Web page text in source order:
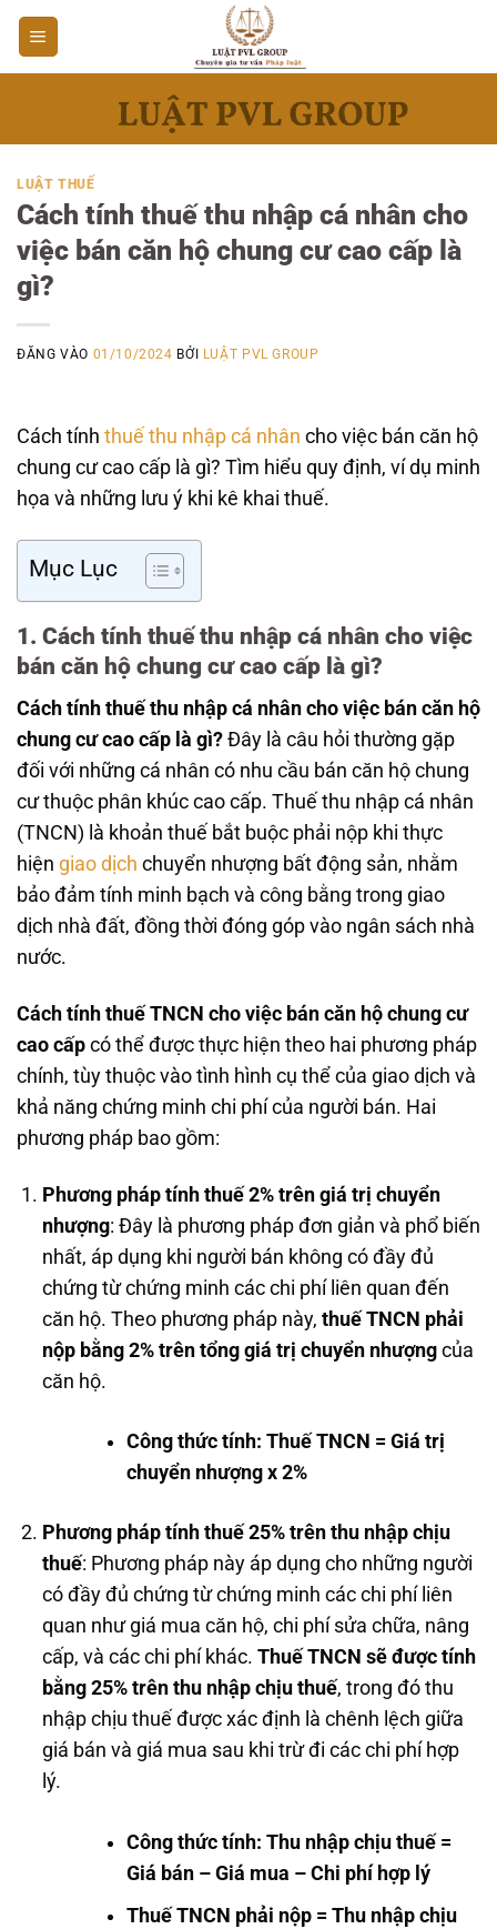
Bỏ
qua
nội
LUẬT THUẾ
Cách tính thuế thu nhập cá nhân cho
việc bán căn hộ chung cư cao cấp là
gì?
ĐĂNG VÀO 01/10/2024 BỞI LUẬT PVL GROUP
Cách tính thuế thu nhập cá nhân cho việc bán căn hộ
chung cư cao cấp là gì? Tìm hiểu quy định, ví dụ minh
họa và những lưu ý khi kê khai thuế.
Mục Lục
1. Cách tính thuế thu nhập cá nhân cho việc
bán căn hộ chung cư cao cấp là gì?
Cách tính thuế thu nhập cá nhân cho việc bán căn hộ
chung cư cao cấp là gì? Đây là câu hỏi thường gặp
đối với những cá nhân có nhu cầu bán căn hộ chung
cư thuộc phân khúc cao cấp. Thuế thu nhập cá nhân
(TNCN) là khoản thuế bắt buộc phải nộp khi thực
hiện giao dịch chuyển nhượng bất động sản, nhằm
bảo đảm tính minh bạch và công bằng trong giao
dịch nhà đất, đồng thời đóng góp vào ngân sách nhà
nước.
Cách tính thuế TNCN cho việc bán căn hộ chung cư
cao cấp có thể được thực hiện theo hai phương pháp
chính, tùy thuộc vào tình hình cụ thể của giao dịch và
khả năng chứng minh chi phí của người bán. Hai
phương pháp bao gồm:
Phương pháp tính thuế 2% trên giá trị chuyển
nhượng: Đây là phương pháp đơn giản và phổ biến
nhất, áp dụng khi người bán không có đầy đủ
chứng từ chứng minh các chi phí liên quan đến
căn hộ. Theo phương pháp này, thuế TNCN phải
nộp bằng 2% trên tổng giá trị chuyển nhượngcủa
căn hộ.
Công thức tính: Thuế TNCN = Giá trị
chuyển nhượng x 2%
Phương pháp tính thuế 25% trên thu nhập chịu
thuế: Phương pháp này áp dụng cho những người
có đầy đủ chứng từ chứng minh các chi phí liên
quan như giá mua căn hộ, chi phí sửa chữa, nâng
cấp, và các chi phí khác. Thuế TNCN sẽ được tính
bằng 25% trên thu nhập chịu thuế, trong đó thu
nhập chịu thuế được xác định là chênh lệch giữa
giá bán và giá mua sau khi trừ đi các chi phí hợp
lý.
Công thức tính: Thu nhập chịu thuế =
Giá bán – Giá mua – Chi phí hợp lý
Thuế TNCN phải nộp = Thu nhập chịu